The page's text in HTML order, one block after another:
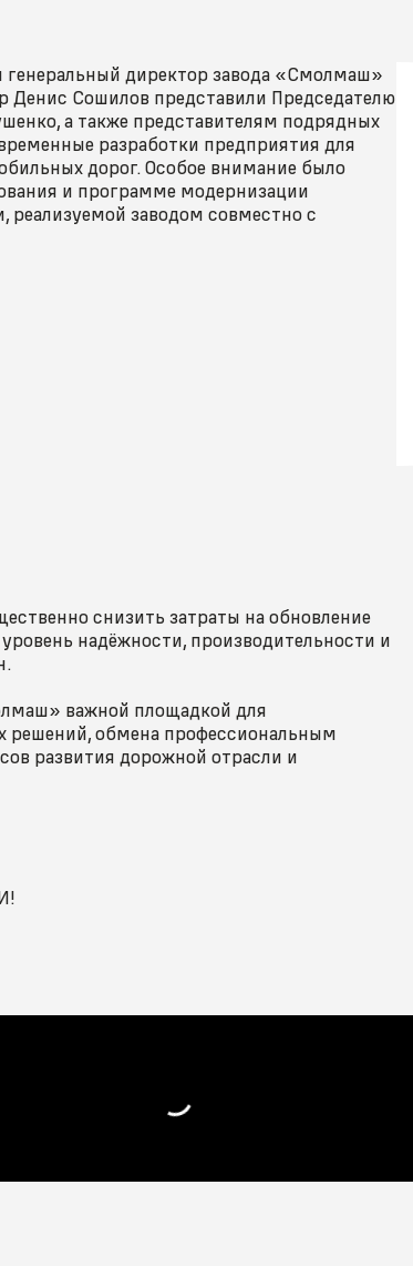
генеральный директор завода «Смолмаш»
Сошилов представили Председателю
а также представителям подрядных
разработки предприятия для
дорог. Особое внимание было
и программе модернизации
заводом совместно с
снизить затраты на обновление
надёжности, производительности и
важной площадкой для
решений, обмена профессиональным
развития дорожной отрасли и